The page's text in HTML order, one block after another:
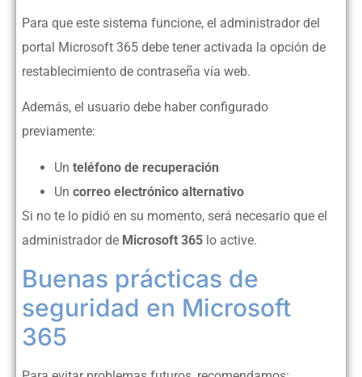
Para que este sistema funcione, el administrador del
portal Microsoft 365 debe tener activada la opción de
restablecimiento de contraseña vía web.
Además, el usuario debe haber configurado
previamente:
Un teléfono de recuperación
Un correo electrónico alternativo
Si no te lo pidió en su momento, será necesario que el
administrador de Microsoft 365 lo active.
Buenas prácticas de
seguridad en Microsoft
365